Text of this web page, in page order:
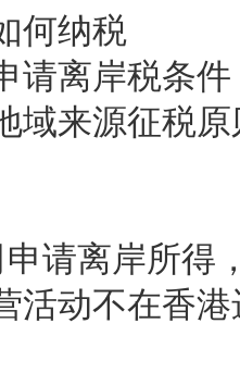
何纳税
请离岸税条件
域来源征税
请离岸所得
活动不在香